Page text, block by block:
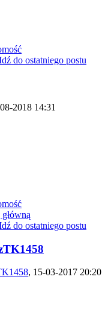
2018 14:31
, 15-03-2017 20:20